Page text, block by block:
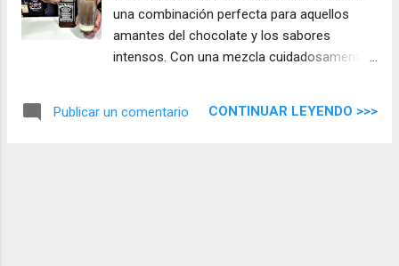
una combinación perfecta para aquellos
amantes del chocolate y los sabores
intensos. Con una mezcla cuidadosamente
de sabores. ¡Prepárate para disfrutar de una
Publicar un comentario CONTINUAR LEYENDO >>>